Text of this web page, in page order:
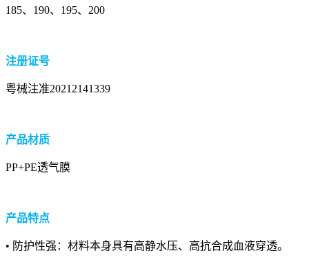
185、190、195、200
注册证号
粤械注准20212141339
产品材质
PP+PE透气膜
产品特点
• 防护性强：材料本身具有高静水压、高抗合成血液穿透。